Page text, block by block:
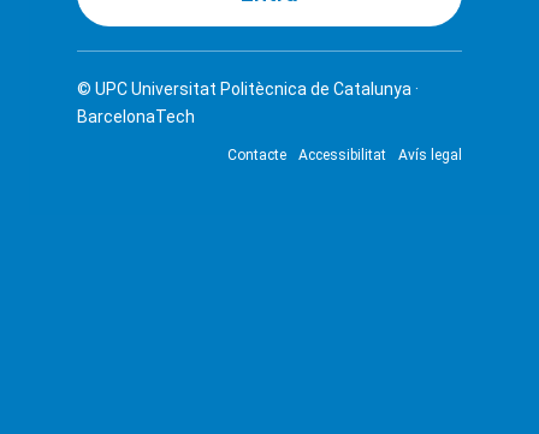
© UPCUniversitat Politècnica de Catalunya ·
BarcelonaTech
Contacte Accessibilitat Avís legal